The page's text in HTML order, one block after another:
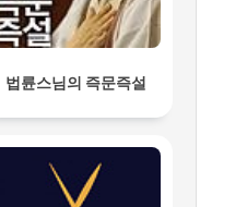
법륜스님의 즉문즉설